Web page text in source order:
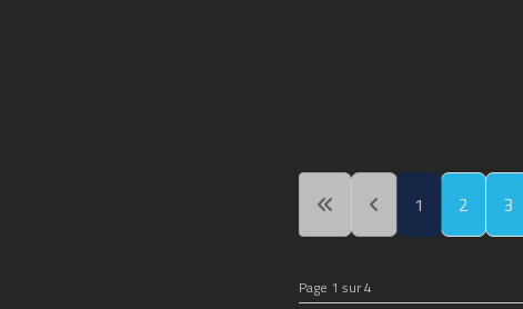
1 2 3
Page 1 sur 4